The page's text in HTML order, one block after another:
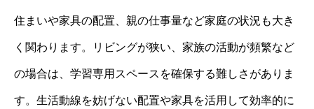
住まいや家具の配置、親の仕事量など家庭の状況も大き
く関わります。リビングが狭い、家族の活動が頻繁など
の場合は、学習専用スペースを確保する難しさがありま
す。生活動線を妨げない配置や家具を活用して効率的に